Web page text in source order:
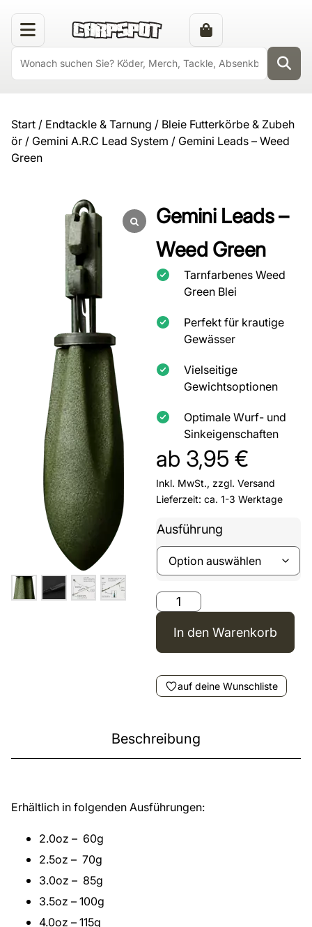
Start / Endtackle & Tarnung / Bleie Futterkörbe & Zubeh
ör / Gemini A.R.C Lead System / Gemini Leads – Weed
Green
Gemini Leads –
Weed Green
Tarnfarbenes Weed
Green Blei
Perfekt für krautige
Gewässer
Vielseitige
Gewichtsoptionen
Optimale Wurf- und
Sinkeigenschaften
ab 3,95 €
Inkl. MwSt., zzgl. Versand
Lieferzeit: ca. 1-3 Werktage
Ausführung
In den Warenkorb
auf deine Wunschliste
Beschreibung
Erhältlich in folgenden Ausführungen:
2.0oz – 60g
2.5oz – 70g
3.0oz – 85g
3.5oz – 100g
4.0oz – 115g